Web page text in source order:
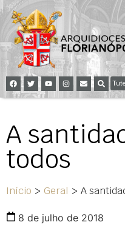
A
todos
Início > Geral > A
8 de julho de 2018